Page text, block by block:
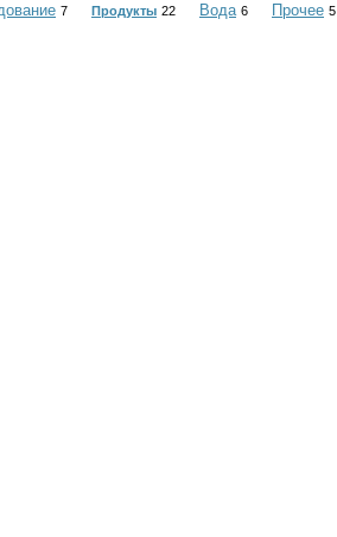
7 Продукты 22 Вода 6 Прочее 5